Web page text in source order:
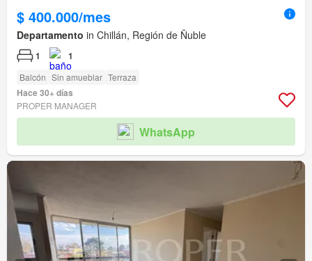
$ 400.000/mes
Departamento in Chillán, Región de Ñuble
1 1
Balcón Sin amueblar Terraza
Hace 30+ días
PROPER MANAGER
WhatsApp